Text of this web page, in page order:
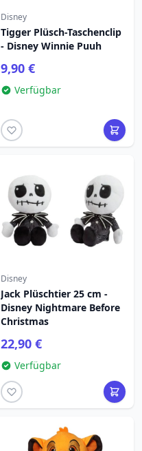
Disney
Tigger Plüsch-Taschenclip
- Disney Winnie Puuh
9,90 €
Verfügbar
Disney
Jack Plüschtier 25 cm -
Disney Nightmare Before
Christmas
22,90 €
Verfügbar